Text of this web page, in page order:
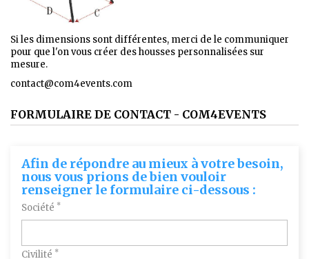
Si les dimensions sont différentes, merci de le communiquer
pour que l'on vous créer des housses personnalisées sur
mesure.
contact@com4events.com
FORMULAIRE DE CONTACT - COM4EVENTS
Afin de répondre au mieux à votre besoin,
nous vous prions de bien vouloir
renseigner le formulaire ci-dessous :
Société *
Civilité *